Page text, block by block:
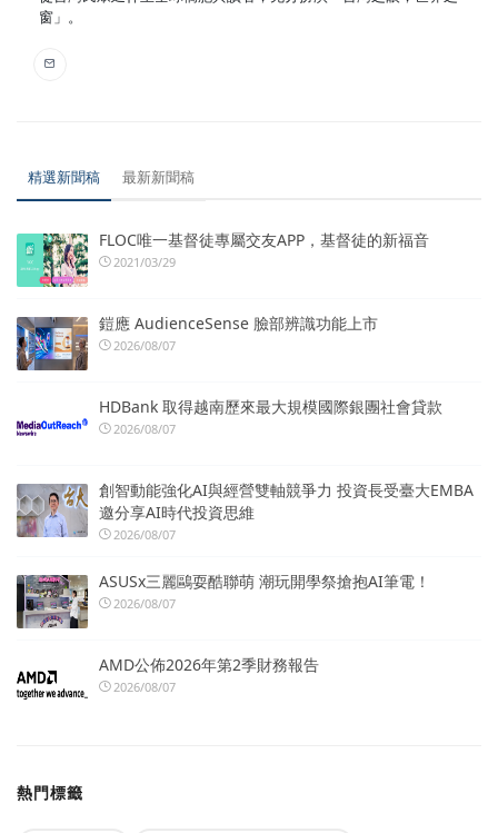
窗」。
精選新聞稿 最新新聞稿
FLOC唯一基督徒專屬交友APP，基督徒的新福音
2021/03/29
鎧應 AudienceSense 臉部辨識功能上市
2026/08/07
HDBank 取得越南歷來最大規模國際銀團社會貸款
2026/08/07
創智動能強化AI與經營雙軸競爭力 投資長受臺大EMBA
邀分享AI時代投資思維
2026/08/07
ASUSx三麗鷗耍酷聯萌 潮玩開學祭搶抱AI筆電！
2026/08/07
AMD公佈2026年第2季財務報告
2026/08/07
熱門標籤